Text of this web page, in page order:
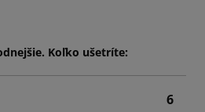
Koľko ušetríte:
6